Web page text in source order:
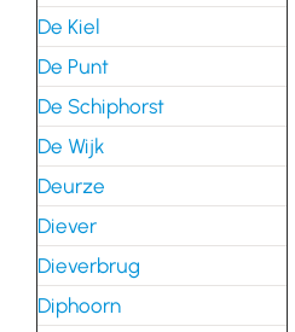
De Kiel
De Punt
De Schiphorst
De Wijk
Deurze
Diever
Dieverbrug
Diphoorn